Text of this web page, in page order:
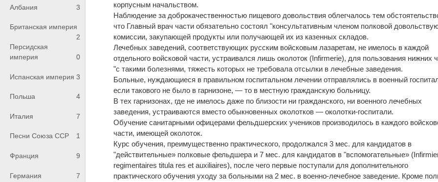
Албания 3
Британская империя
2
Персидская
империя
0
Испанская империя 3
Польша 4
Италия 7
Песни Союза ССР 1
Франция 9
Германия 7
корпусным начальством.
Наблюдение за доброкачественностью пищевого довольствия облегчалось тем
что Главный врач части обязательно состоял "консультативным членом полковой
комиссии, закупающей продукты или получающей их из казенных складов.
Лечебных заведений, соответствующих русским войсковым лазаретам, не имелось в каждой
отдельного войсковой части, устраивался лишь околоток (Infirmerie), для пользования нижних
"с такими болезнями, тяжесть которых не требовала отсылки в лечебные заведения.
Больные, нуждающиеся в правильном госпитальном лечении отправлялись в военный
если такового не было в гарнизоне, — то в местную гражданскую больницу.
В тех гарнизонах, где не имелось даже по близости ни гражданского, ни военного лечебных
заведения, устраиваются вместо обыкновенных околотков — околотки-госпитали.
Обучение санитарными офицерами фельдшерских учеников производилось в каждого
части, имеющей околоток.
Курс обучения, преимущественно практического, продолжался 3 мес. для кандидатов в
"действительные» полковые фельдшера и 7 мес. для кандидатов в "вспомогательные»
regimentaires titula res et auxiliaires), после чего первые поступали для дополнительного
практического обучения уходу за больными на 2 мес. в военно-лечебное заведение. Кроме